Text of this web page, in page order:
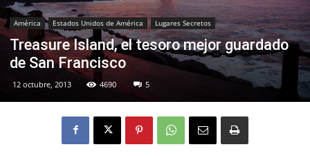
My
América Estados Unidos de América Lugares Secretos
Treasure Island, el tesoro mejor guardado
de San Francisco
12 octubre, 2013 4690 5